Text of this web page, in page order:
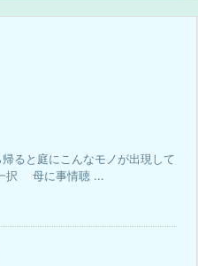
ると庭にこんなモノが出現して
択 母に事情聴 ...